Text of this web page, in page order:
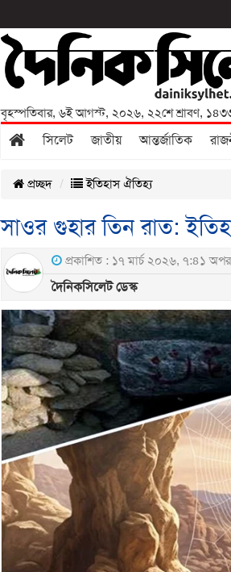
বৃহস্পতিবার, ৬ই আগস্ট, ২০২৬, ২২শে শ্রাবণ,
সিলেট জাতীয় আন্তর্জাতিক
প্রচ্ছদ ইতিহাস ঐতিহ্য
সাওর গুহার তিন রাত:
প্রকাশিত : ১৭ মার্চ ২০২৬, ৭:৪১
দৈনিকসিলেট ডেস্ক